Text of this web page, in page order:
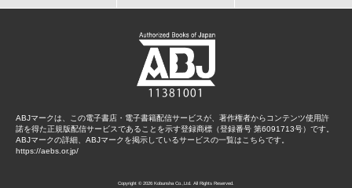
ABJマークは、この電子書店・電子書籍配信サービスが、著作権者からコンテンツ使用許
諾を得た正規版配信サービスであることを示す登録商標（登録番号 第6091713号）です。
ABJマークの詳細、ABJマークを掲示しているサービスの一覧はこちらです。
https://aebs.or.jp/
Copyright © 2026 Kobunsha Co.,Ltd. All Rights Reserved.